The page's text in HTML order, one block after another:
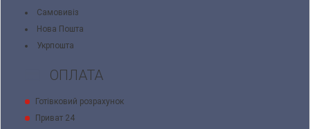
Самовивіз
Нова Пошта
Укрпошта
ОПЛАТА
Готівковий розрахунок
Приват 24